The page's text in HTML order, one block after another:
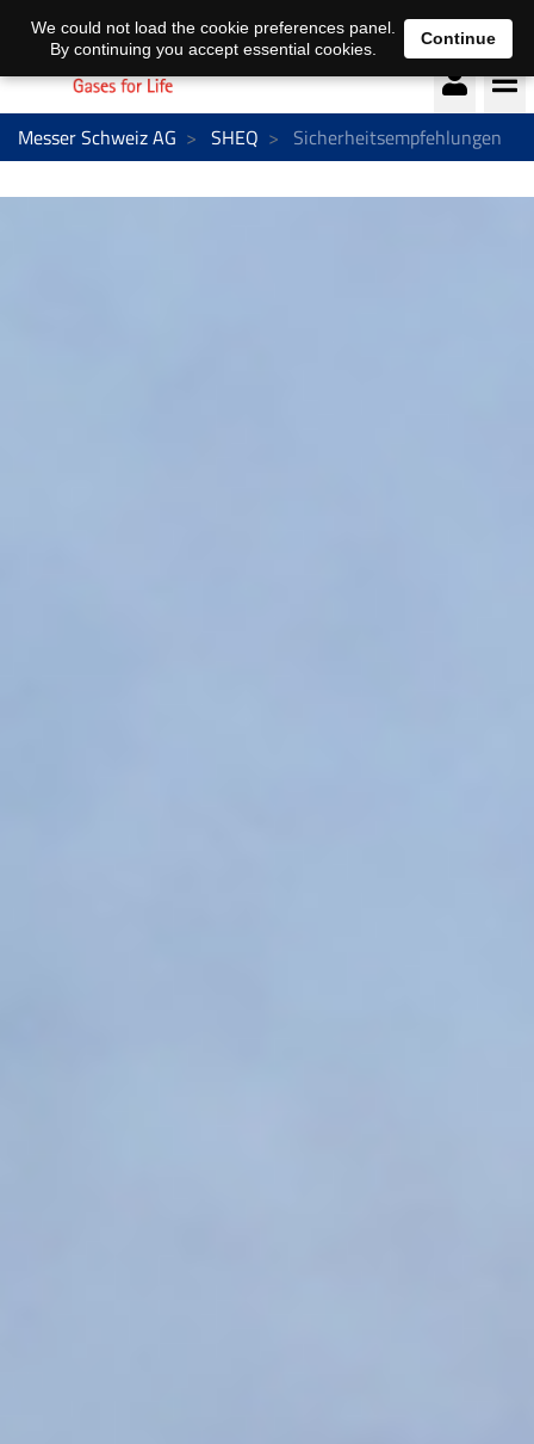
Deutsch français
Messer Schweiz AG SHEQ Sicherheitsempfehlungen
We could not load the cookie preferences panel.
By continuing you accept essential cookies.
Continue